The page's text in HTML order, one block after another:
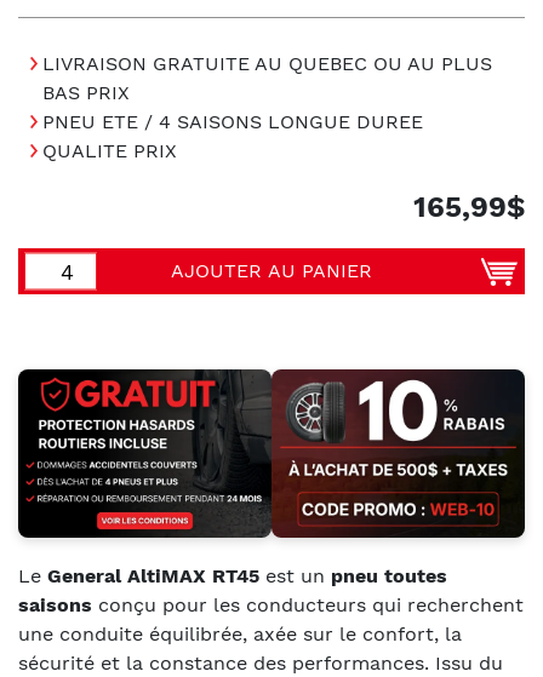
LIVRAISON GRATUITE AU QUEBEC OU AU PLUS
BAS PRIX
PNEU ETE / 4 SAISONS LONGUE DUREE
QUALITE PRIX
165,99$
AJOUTER AU PANIER
Le General AltiMAX RT45 est un pneu toutes
saisons conçu pour les conducteurs qui recherchent
une conduite équilibrée, axée sur le confort, la
sécurité et la constance des performances. Issu du